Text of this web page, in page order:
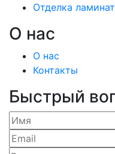
Отделка
О нас
О нас
Контакты
Быстрый